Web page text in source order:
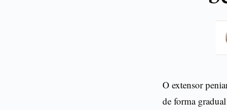
O extensor
de forma